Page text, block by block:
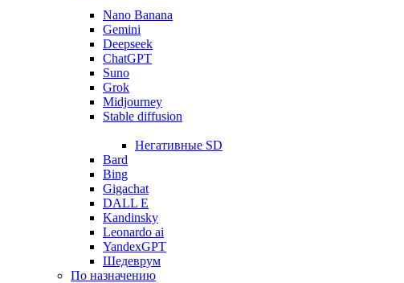
Nano Banana
Gemini
Deepseek
ChatGPT
Suno
Grok
Midjourney
Stable diffusion
Негативные SD
Bard
Bing
Gigachat
DALL E
Kandinsky
Leonardo ai
YandexGPT
Шедеврум
По назначению